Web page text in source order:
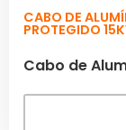
CABO DE
PROTEGIDO
Cabo de